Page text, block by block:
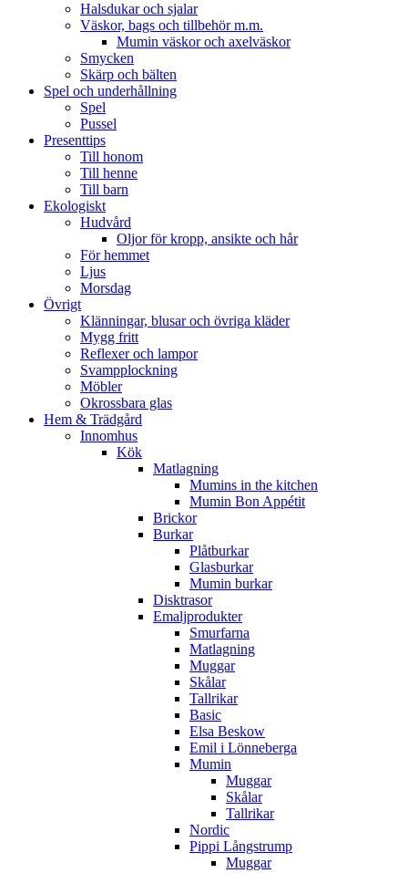
Halsdukar och sjalar
Väskor, bags och tillbehör m.m.
Mumin väskor och axelväskor
Smycken
Skärp och bälten
Spel och underhållning
Spel
Pussel
Presenttips
Till honom
Till henne
Till barn
Ekologiskt
Hudvård
Oljor för kropp, ansikte och hår
För hemmet
Ljus
Morsdag
Övrigt
Klänningar, blusar och övriga kläder
Mygg fritt
Reflexer och lampor
Svampplockning
Möbler
Okrossbara glas
Hem & Trädgård
Innomhus
Kök
Matlagning
Mumins in the kitchen
Mumin Bon Appétit
Brickor
Burkar
Plåtburkar
Glasburkar
Mumin burkar
Disktrasor
Emaljprodukter
Smurfarna
Matlagning
Muggar
Skålar
Tallrikar
Basic
Elsa Beskow
Emil i Lönneberga
Mumin
Muggar
Skålar
Tallrikar
Nordic
Pippi Långstrump
Muggar